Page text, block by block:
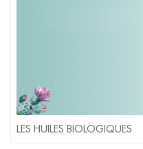
LES HUILES BIOLOGIQUES